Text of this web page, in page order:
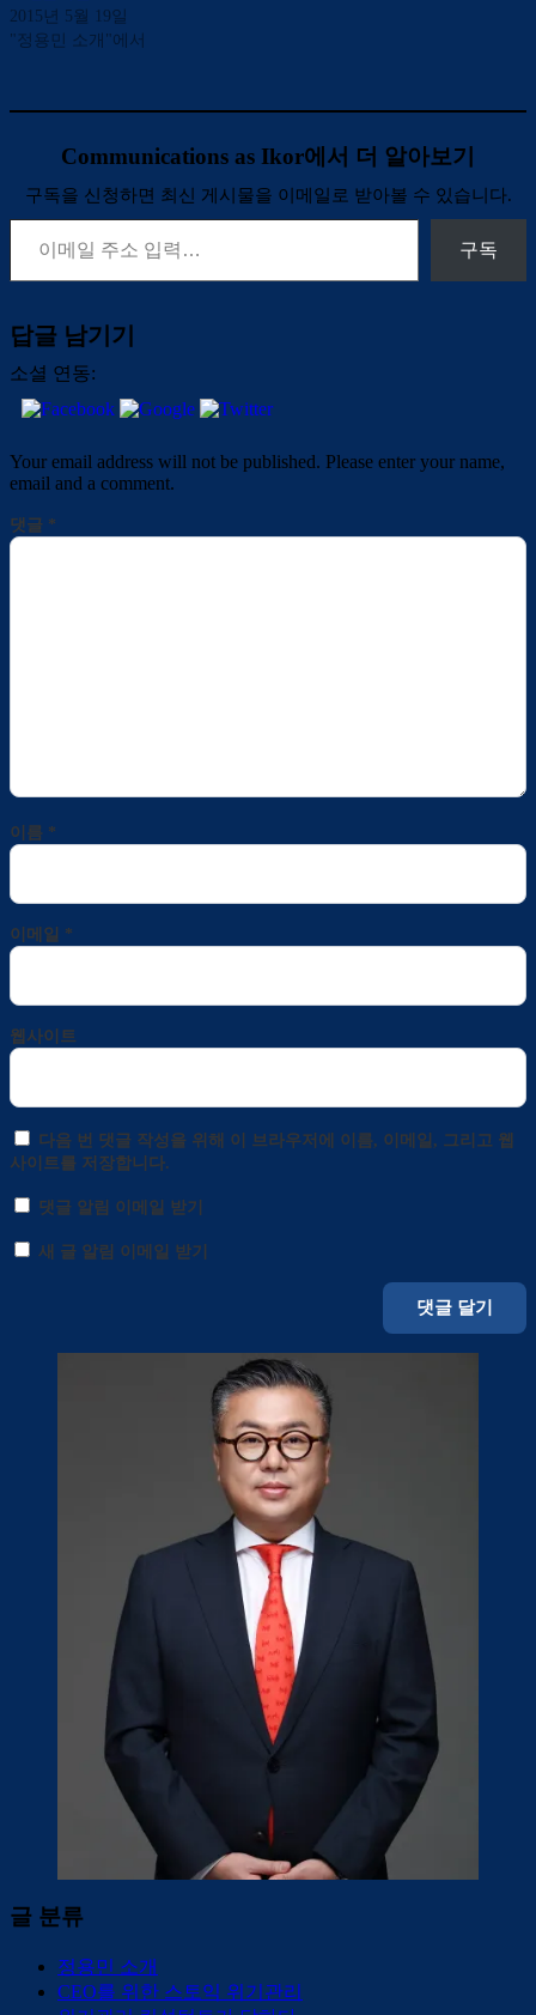
수도 있다. 그래도 일단 개선
의 기회는 만들어진 셈이다.…
2015년 5월 19일
"정용민 소개"에서
Communications as Ikor에서 더 알아보기
구독을 신청하면 최신 게시물을 이메일로 받아볼 수 있습니다.
이메일 주소 입력…
구독
답글 남기기
소셜 연동:
Your email address will not be published. Please enter your name,
email and a comment.
댓글 *
이름 *
이메일 *
웹사이트
다음 번 댓글 작성을 위해 이 브라우저에 이름, 이메일, 그리고 웹
사이트를 저장합니다.
댓글 알림 이메일 받기
새 글 알림 이메일 받기
글 분류
정용민 소개
CEO를 위한 스토익 위기관리